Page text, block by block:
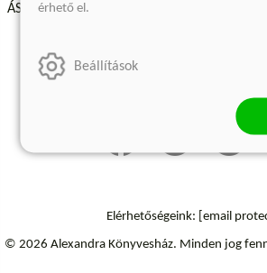
ÁSZF - Vásárlási feltételek
Elérhetőségeink: [email
© 2026 Alexandra Könyvesház. Minden jog
érhető el.
Beállítások